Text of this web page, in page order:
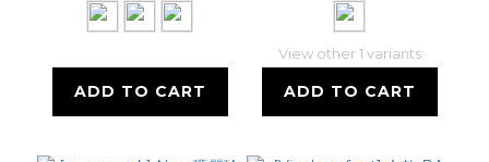
Leather 休閒鞋
ADD TO CART
Leather 休閒鞋
View other 1 variants
ADD TO CART